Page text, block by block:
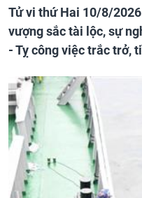
Tử vi thứ Hai 10/8/
vượng sắc tài lộc, sự
- Tỵ công việc trắc trở,